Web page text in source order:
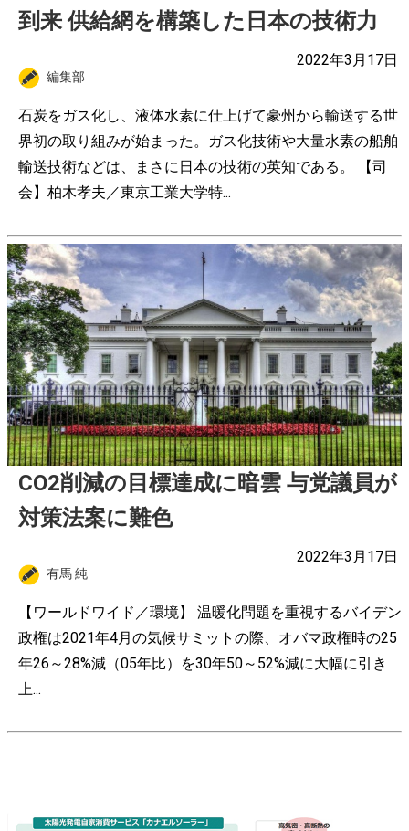
到来 供給網を構築した日本の技術力
2022年3月17日
編集部
石炭をガス化し、液体水素に仕上げて豪州から輸送する世
界初の取り組みが始まった。ガス化技術や大量水素の船舶
輸送技術などは、まさに日本の技術の英知である。 【司
会】柏木孝夫／東京工業大学特...
CO2削減の目標達成に暗雲 与党議員が
対策法案に難色
2022年3月17日
有馬 純
【ワールドワイド／環境】 温暖化問題を重視するバイデン
政権は2021年4月の気候サミットの際、オバマ政権時の25
年26～28%減（05年比）を30年50～52%減に大幅に引き
上...